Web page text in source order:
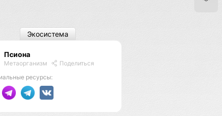
Псиона
Метаорганизм
Поделиться
ресурсы:
Экосистема